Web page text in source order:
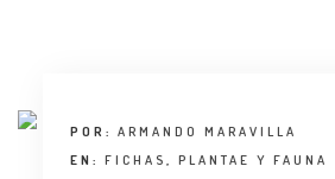
POR: ARMANDO MARAVILLA
EN: FICHAS , PLANTAE Y FAUNA